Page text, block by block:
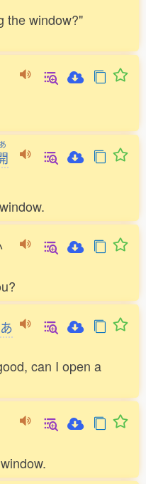
the window?"
あ
あ
can I open a